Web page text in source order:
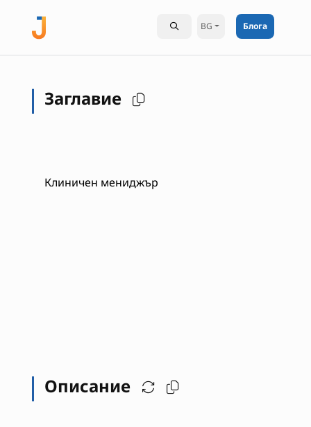
BG Блога
Заглавие
Клиничен мениджър
Описание